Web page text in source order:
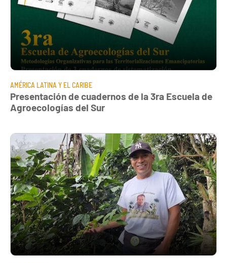
AMÉRICA LATINA Y EL CARIBE
Presentación de cuadernos de la 3ra Escuela de
Agroecologías del Sur